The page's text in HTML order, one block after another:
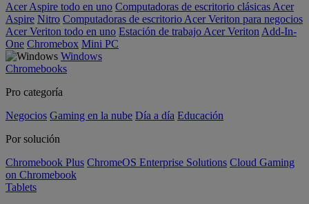
Acer Aspire todo en uno Computadoras de escritorio clásicas Acer
Aspire Nitro Computadoras de escritorio Acer Veriton para negocios
Acer Veriton todo en uno Estación de trabajo Acer Veriton Add-In-
One Chromebox Mini PC
Windows
Chromebooks
Pro categoría
Negocios Gaming en la nube Día a día Educación
Por solución
Chromebook Plus ChromeOS Enterprise Solutions Cloud Gaming
on Chromebook
Tablets